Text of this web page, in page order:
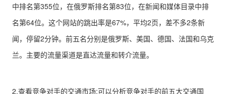
中排名第355位，在俄罗斯排名第83位，在新闻和媒体目录中排
名第64位。这个网站的跳出率是67%，平均2页，差不多2条新
闻，停留2分钟。前五名分别是俄罗斯、美国、德国、法国和乌克
兰。主要的流量渠道是直达流量和转介流量。
2.查看竞争对手的交通市场:可以分析竞争对手的前五大交通国